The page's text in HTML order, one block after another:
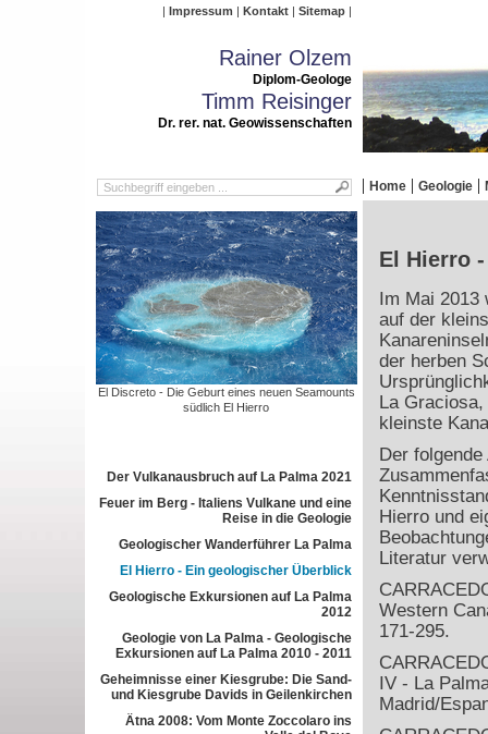
Impressum Kontakt Sitemap
Rainer Olzem
Diplom-Geologe
Timm Reisinger
Dr. rer. nat. Geowissenschaften
Home Geologie
El Discreto - Die Geburt eines neuen Seamounts
südlich El Hierro
Der Vulkanausbruch auf La Palma 2021
Feuer im Berg - Italiens Vulkane und eine
Reise in die Geologie
Geologischer Wanderführer La Palma
El Hierro - Ein geologischer Überblick
Geologische Exkursionen auf La Palma
2012
Geologie von La Palma - Geologische
Exkursionen auf La Palma 2010 - 2011
Geheimnisse einer Kiesgrube: Die Sand-
und Kiesgrube Davids in Geilenkirchen
Ätna 2008: Vom Monte Zoccolaro ins
El Hierro
Im Mai 2013
auf der
der herben
La
kleinste
Der
Hierro und
Literatur
Western
171-295.
IV - La
Madrid/